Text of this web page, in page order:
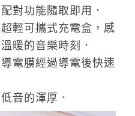
對功能隨取即用 ．
輕可攜式充電盒，感
暖的音樂時刻．
電膜經過導電後快速
音的渾厚．